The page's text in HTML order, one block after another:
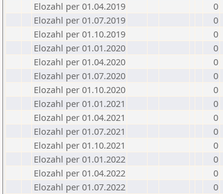
Elozahl per 01.04.2019
0
Elozahl per 01.07.2019
0
Elozahl per 01.10.2019
0
Elozahl per 01.01.2020
0
Elozahl per 01.04.2020
0
Elozahl per 01.07.2020
0
Elozahl per 01.10.2020
0
Elozahl per 01.01.2021
0
Elozahl per 01.04.2021
0
Elozahl per 01.07.2021
0
Elozahl per 01.10.2021
0
Elozahl per 01.01.2022
0
Elozahl per 01.04.2022
0
Elozahl per 01.07.2022
0